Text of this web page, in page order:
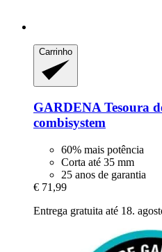
Carrinho
GARDENA Tesoura
combisystem
60% mais potência
Corta até 35 mm
25 anos de garantia
€ 71,99
Entrega gratuita até 18.